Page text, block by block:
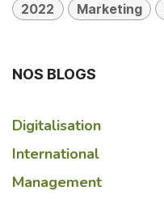
2022 Marketing
NOS BLOGS
Digitalisation
International
Management